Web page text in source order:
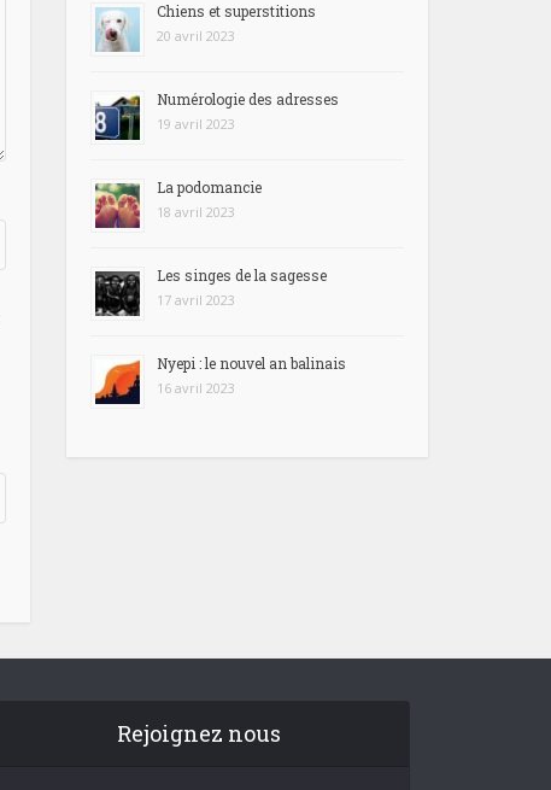
Chiens et superstitions
20 avril 2023
Numérologie des adresses
19 avril 2023
La podomancie
18 avril 2023
Les singes de la sagesse
17 avril 2023
Nyepi : le nouvel an balinais
16 avril 2023
Rejoignez nous